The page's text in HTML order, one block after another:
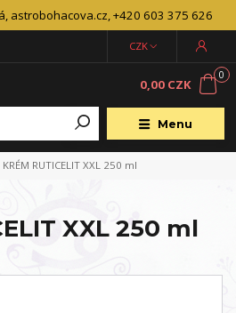
astrobohacova.cz, +420 603 375 626
Menu
CZK
0
0,00 CZK
KRÉM RUTICELIT XXL 250 ml
XXL 250 ml